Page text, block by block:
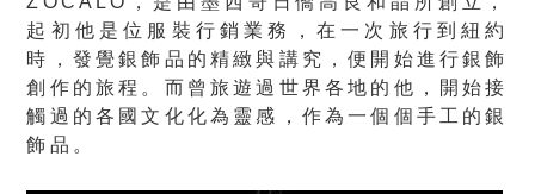
起初他是位服裝行銷業務，在一次旅行到紐約
時，發覺銀飾品的精緻與講究，便開始進行銀飾
創作的旅程。而曾旅遊過世界各地的他，開始接
觸過的各國文化化為靈感，作為一個個手工的銀
飾品。